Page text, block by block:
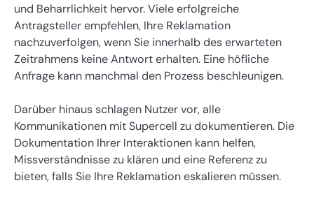
und Beharrlichkeit hervor. Viele erfolgreiche
Antragsteller empfehlen, Ihre Reklamation
nachzuverfolgen, wenn Sie innerhalb des erwarteten
Zeitrahmens keine Antwort erhalten. Eine höfliche
Anfrage kann manchmal den Prozess beschleunigen.
Darüber hinaus schlagen Nutzer vor, alle
Kommunikationen mit Supercell zu dokumentieren. Die
Dokumentation Ihrer Interaktionen kann helfen,
Missverständnisse zu klären und eine Referenz zu
bieten, falls Sie Ihre Reklamation eskalieren müssen.